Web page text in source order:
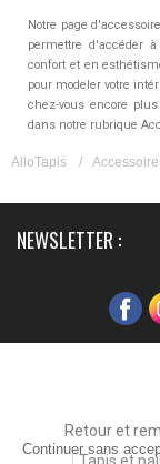
Continuer sans
Notre page
permettre d'accéder
confort et en
pour modeler votre
chez-vous encore
dans notre rubrique
AlloTapis /
NEWSLETTER :
Retour et
Tapis et